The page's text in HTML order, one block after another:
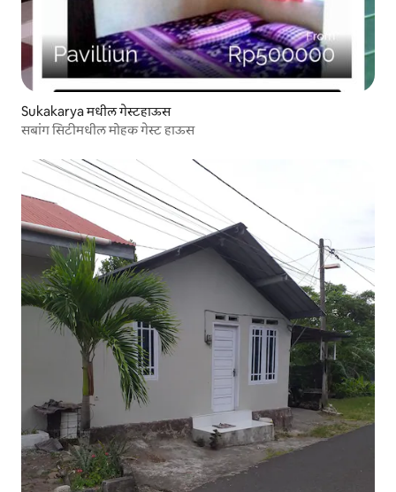
Sukakarya मधील गेस्टहाऊस
सबांग सिटीमधील मोहक गेस्ट हाऊस